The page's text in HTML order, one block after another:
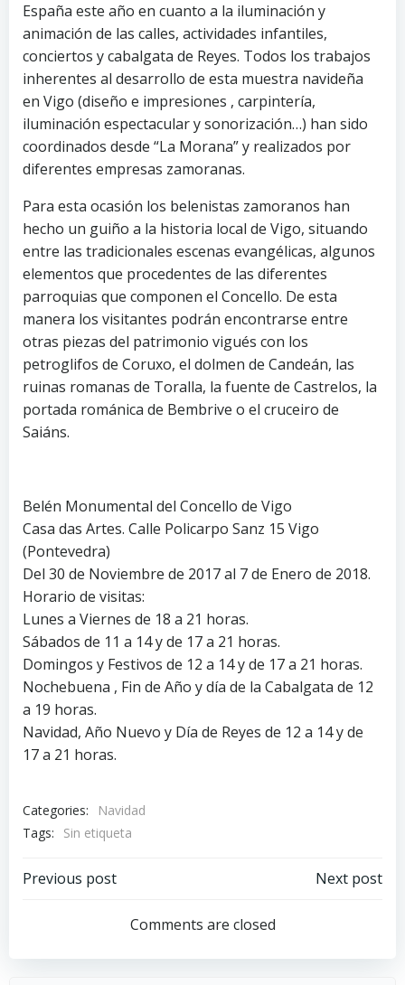
España este año en cuanto a la iluminación y
animación de las calles, actividades infantiles,
conciertos y cabalgata de Reyes. Todos los trabajos
inherentes al desarrollo de esta muestra navideña
en Vigo (diseño e impresiones , carpintería,
iluminación espectacular y sonorización…) han sido
coordinados desde “La Morana” y realizados por
diferentes empresas zamoranas.
Para esta ocasión los belenistas zamoranos han
hecho un guiño a la historia local de Vigo, situando
entre las tradicionales escenas evangélicas, algunos
elementos que procedentes de las diferentes
parroquias que componen el Concello. De esta
manera los visitantes podrán encontrarse entre
otras piezas del patrimonio vigués con los
petroglifos de Coruxo, el dolmen de Candeán, las
ruinas romanas de Toralla, la fuente de Castrelos, la
portada románica de Bembrive o el cruceiro de
Saiáns.
Belén Monumental del Concello de Vigo
Casa das Artes. Calle Policarpo Sanz 15 Vigo
(Pontevedra)
Del 30 de Noviembre de 2017 al 7 de Enero de 2018.
Horario de visitas:
Lunes a Viernes de 18 a 21 horas.
Sábados de 11 a 14 y de 17 a 21 horas.
Domingos y Festivos de 12 a 14 y de 17 a 21 horas.
Nochebuena , Fin de Año y día de la Cabalgata de 12
a 19 horas.
Navidad, Año Nuevo y Día de Reyes de 12 a 14 y de
17 a 21 horas.
Categories:
Navidad
Tags:
Sin etiqueta
Navegación
Previous post
Navegación
por
Next post
Comments are closed